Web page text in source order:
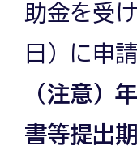
助金を受
日）に申
（注意）
書等提出